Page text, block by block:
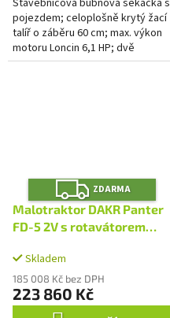
pojezdem; celoplošně krytý žací
talíř o záběru 60 cm; max. výkon
motoru Loncin 6,1 HP; dvě
rychlosti vpřed. Dělená náprava s
Z
D
A
R
M
A
ZDARMA
Malotraktor DAKR Panter
FD-5 2V s rotavátorem
Skladem
185 008 Kč bez DPH
223 860 Kč